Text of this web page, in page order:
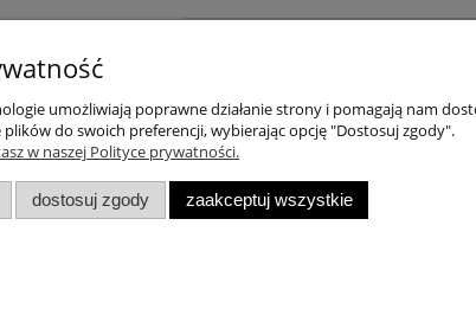
Zakupy
Czas i koszty dostawy
umożliwiają poprawne działanie strony i pomagają nam
do swoich preferencji, wybierając opcję "Dostosuj zgody".
w naszej Polityce prywatności.
dostosuj zgody zaakceptuj wszystkie